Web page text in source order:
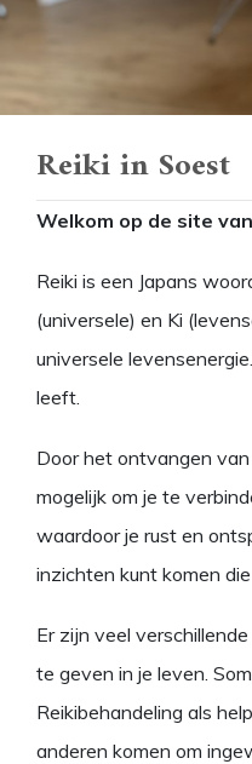
Reiki in Soest
Welkom op de site
Reiki is een Japans
(universele) en Ki
universele
leeft.
Door het ontvangen
mogelijk om je te
waardoor je rust en
inzichten kunt komen
Er zijn veel
te geven in je leven.
Reikibehandeling als
anderen komen om